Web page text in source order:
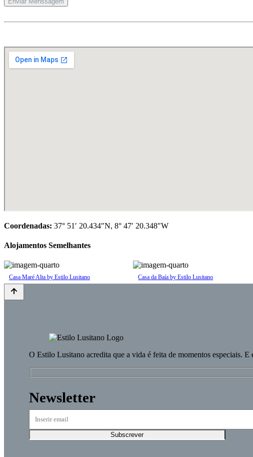
Coordenadas: 37° 51′ 20.434″N, 8° 47′ 20.348″W
Alojamentos Semelhantes
Casa Maré Alta by Estilo Lusitano Casa da Baía by Estilo Lusitano
O Estilo Lusitano acredita que a vida é feita de momentos especiais.
Newsletter